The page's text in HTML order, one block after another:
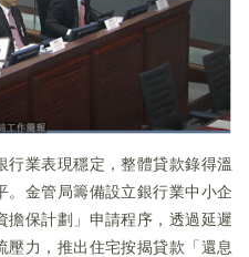
行業表現穩定，整體貸款錄得溫
。金管局籌備設立銀行業中小企
擔保計劃」申請程序，透過延遲
壓力，推出住宅按揭貸款「還息